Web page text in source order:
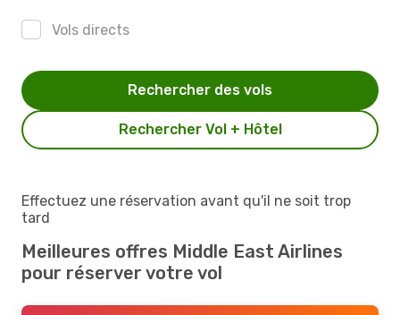
Vols directs
Rechercher Vol + Hôtel
Rechercher des vols
Effectuez une réservation avant qu'il ne soit trop
tard
Meilleures offres Middle East Airlines
pour réserver votre vol